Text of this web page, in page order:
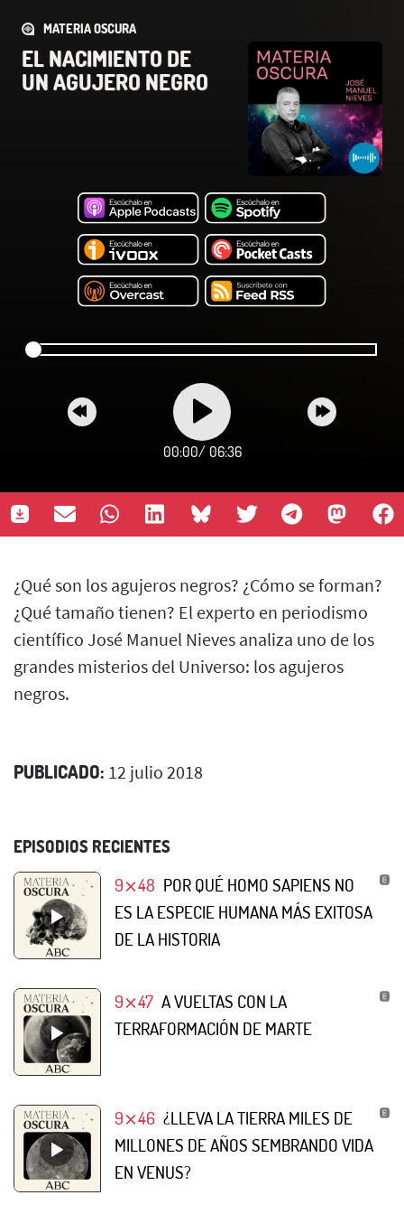
MATERIA OSCURA
EL NACIMIENTO DE
UN AGUJERO NEGRO
00:00/ 06:36
¿Qué son los agujeros negros? ¿Cómo se forman?
¿Qué tamaño tienen? El experto en periodismo
científico José Manuel Nieves analiza uno de los
grandes misterios del Universo: los agujeros
negros.
PUBLICADO: 12 julio 2018
EPISODIOS RECIENTES
9⨯48 POR QUÉ HOMO SAPIENS NO
ES LA ESPECIE HUMANA MÁS EXITOSA
DE LA HISTORIA
9⨯47 A VUELTAS CON LA
TERRAFORMACIÓN DE MARTE
9⨯46 ¿LLEVA LA TIERRA MILES DE
MILLONES DE AÑOS SEMBRANDO VIDA
EN VENUS?